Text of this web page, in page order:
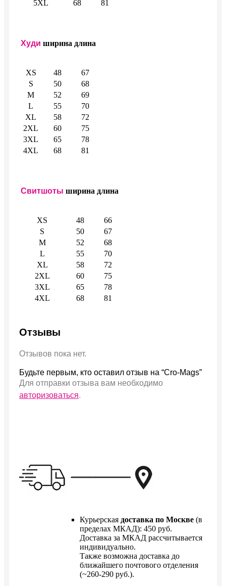
5XL 68 81
Худи ширина длина
XS 48
67
S
50
68
M
52
69
L
55
70
XL
58
72
2XL
60
75
3XL
65
78
4XL
68 81
Свитшоты ширина длина
XS 48
66
S
50
67
M
52
68
L
55
70
XL
58
72
2XL
60
75
3XL
65
78
4XL
68 81
Отзывы
Отзывов пока нет.
Будьте первым, кто оставил отзыв на “Cro-Mags”
Для отправки отзыва вам необходимо
авторизоваться.
Курьерская доставка по Москве (в
пределах МКАД): 450 руб.
Доставка за МКАД рассчитывается
индивидуально.
Также возможна доставка до
ближайшего почтового отделения
(~260-290 руб.).